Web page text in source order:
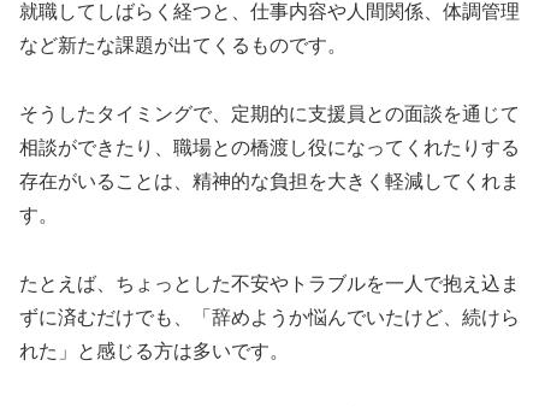
就職してしばらく経つと、仕事内容や人間関係、体調管理
など新たな課題が出てくるものです。
そうしたタイミングで、定期的に支援員との面談を通じて
相談ができたり、職場との橋渡し役になってくれたりする
存在がいることは、精神的な負担を大きく軽減してくれま
す。
たとえば、ちょっとした不安やトラブルを一人で抱え込ま
ずに済むだけでも、「辞めようか悩んでいたけど、続けら
れた」と感じる方は多いです。